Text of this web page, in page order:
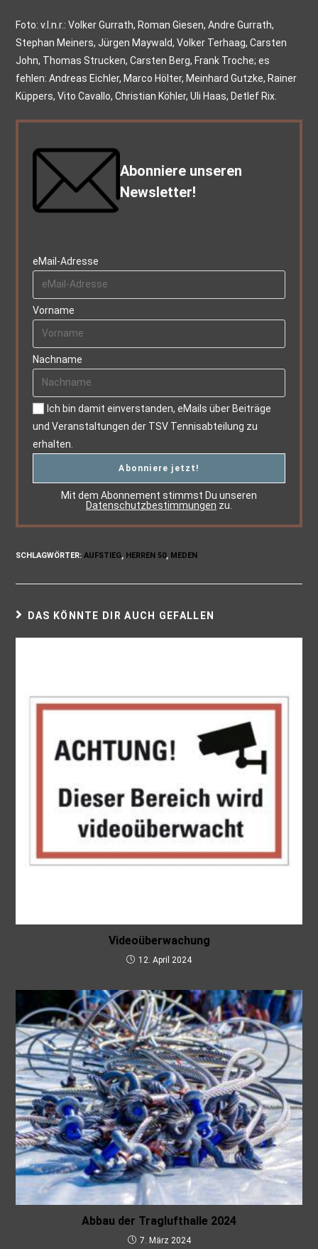
Foto: v.l.n.r.: Volker Gurrath, Roman Giesen, Andre Gurrath,
Stephan Meiners, Jürgen Maywald, Volker Terhaag, Carsten
John, Thomas Strucken, Carsten Berg, Frank Troche; es
fehlen: Andreas Eichler, Marco Hölter, Meinhard Gutzke, Rainer
Küppers, Vito Cavallo, Christian Köhler, Uli Haas, Detlef Rix.
Abonniere unseren
Newsletter!
eMail-Adresse
Vorname
Nachname
Ich bin damit einverstanden, eMails über Beiträge
und Veranstaltungen der TSV Tennisabteilung zu
erhalten.
Mit dem Abonnement stimmst Du unseren
Datenschutzbestimmungen zu.
SCHLAGWÖRTER:AUFSTIEG, HERREN 50, MEDEN
DAS KÖNNTE DIR AUCH GEFALLEN
Videoüberwachung
12. April 2024
Abbau der Traglufthalle 2024
7. März 2024